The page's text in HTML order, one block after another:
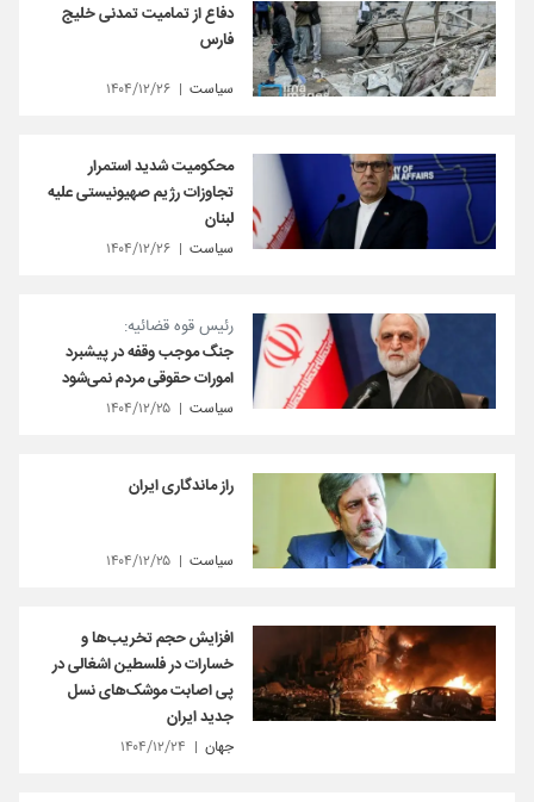
دفاع از تمامیت تمدنی خلیج‌
‎فارس
سیاست ۱۴۰۴/۱۲/۲۶
محکومیت شدید استمرار
تجاوزات رژیم صهیونیستی علیه
لبنان
سیاست ۱۴۰۴/۱۲/۲۶
رئیس قوه قضائیه:
جنگ موجب وقفه در پیشبرد
امورات حقوقی مردم نمی‌شود
سیاست ۱۴۰۴/۱۲/۲۵
راز ماندگاری ایران
سیاست ۱۴۰۴/۱۲/۲۵
افزایش حجم‌ تخریب‌ها و
خسارات در فلسطین اشغالی در
پی اصابت موشک‌های نسل
جدید ایران
جهان ۱۴۰۴/۱۲/۲۴